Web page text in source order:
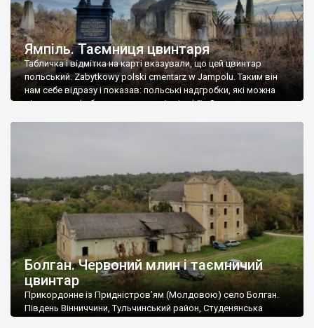
Ямпіль. Таємниця цвинтаря
Табличка і відмітка на карті вказували, що цей цвинтар
польський. Zabytkowy polski cmentarz w Jampolu. Таким він
нам себе відразу і показав: польські надгробки, які можна
віднести до фабричних, польські епітафії… Загалом цвинтар
Болган. Червоний млин і таємничий
цвинтар
Прикордонне із Придністров’ям (Молдовою) село Болган.
Південь Вінниччини, Тульчинський район, Студенянська